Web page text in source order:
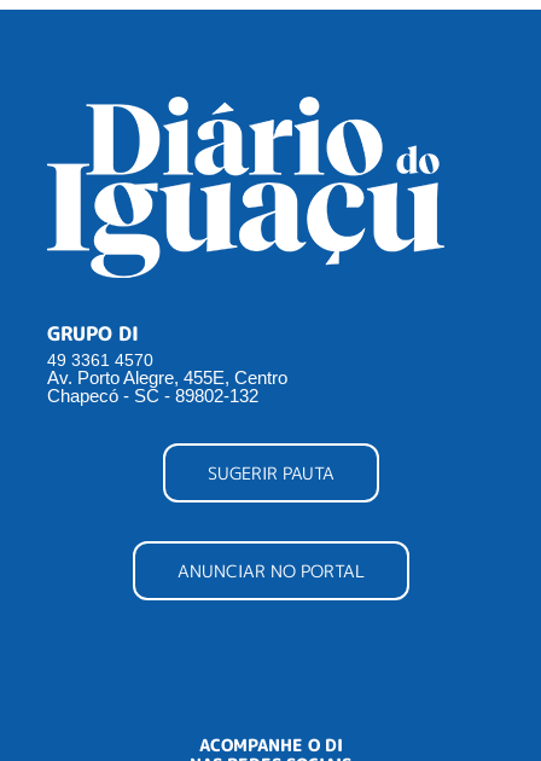
GRUPO DI
49 3361 4570
Av. Porto Alegre, 455E, Centro
Chapecó - SC - 89802-132
SUGERIR PAUTA
ANUNCIAR NO PORTAL
ACOMPANHE O DI